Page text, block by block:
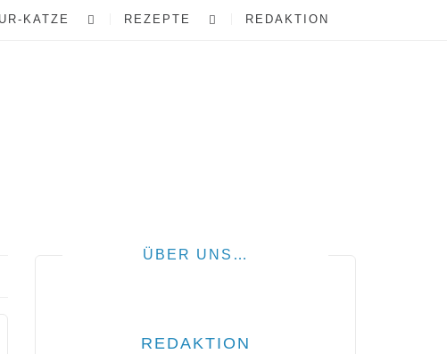
KATZE REZEPTE REDAKTION
ÜBER UNS…
REDAKTION